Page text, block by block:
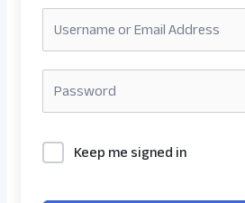
Keep me signed in